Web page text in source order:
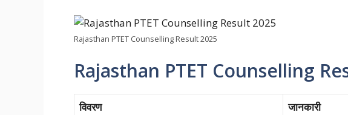
Rajasthan PTET Counselling Result 2025
Rajasthan PTET Counselling
विवरण
जानकारी